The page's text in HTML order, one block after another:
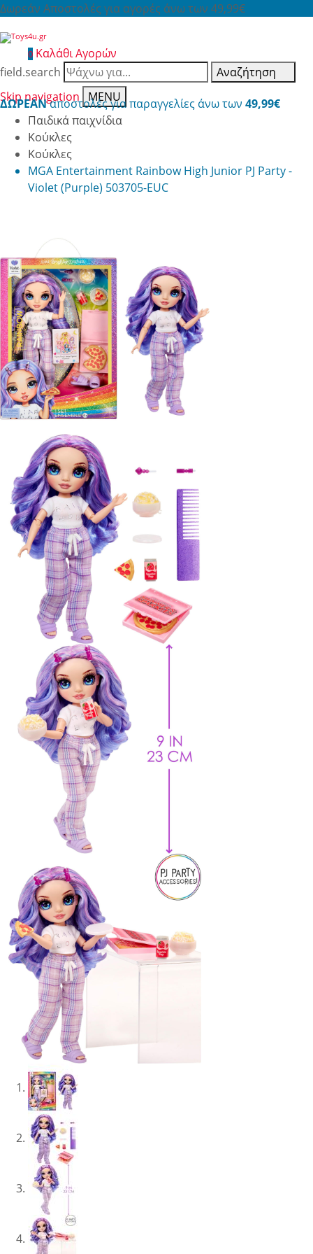
Δωρεάν Αποστολές για αγορές άνω των 49,99€
0 Καλάθι Αγορών
field.search
Αναζήτηση
Skip navigation
MENU
ΔΩΡΕΑΝαποστολές για παραγγελίες άνω των 49,99€
Παιδικά παιχνίδια
Κούκλες
Κούκλες
MGA Entertainment Rainbow High Junior PJ Party -
Violet (Purple) 503705-EUC